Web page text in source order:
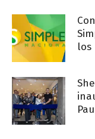
los